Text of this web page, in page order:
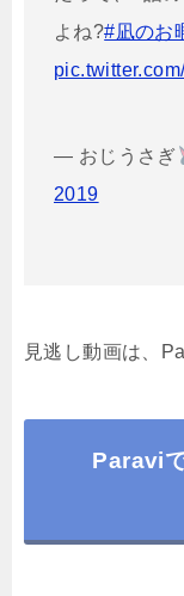
よね?#凪のお
— おじうさぎ
2019
見逃し動画は、
Paravi